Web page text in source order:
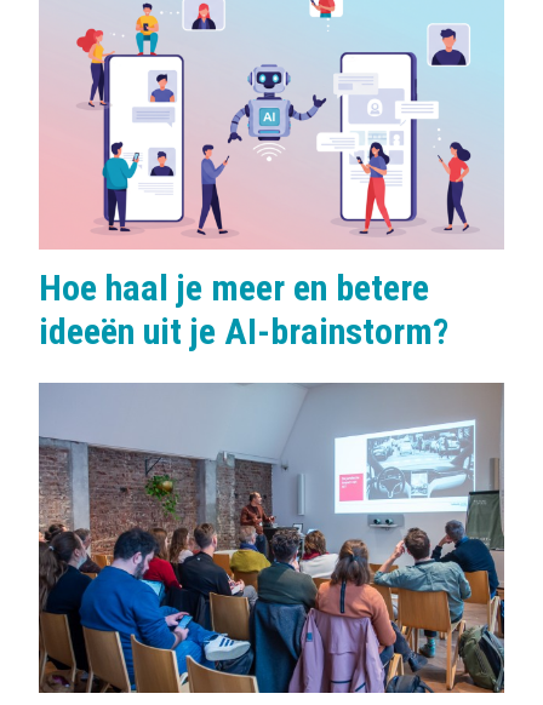
Hoe haal je meer en betere
ideeën uit je AI-brainstorm?